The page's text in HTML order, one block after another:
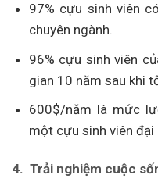
97% cựu sinh viên
chuyên ngành.
96% cựu sinh viên
gian 10 năm sau khi
600$/năm là mức
một cựu sinh viên đại
4. Trải nghiệm cuộc